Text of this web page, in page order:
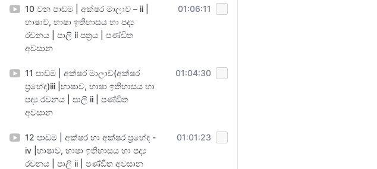
10 වන පාඩම | අක්ෂර මාලාව – ii |
භාෂාව, භාෂා ඉතිහාසය හා පද්‍ය
රචනය | පාලි ii පත්‍රය | පණ්ඩිත
අවසාන
01:06:11
11 පාඩම | අක්ෂර මාලාව(අක්ෂර
ප්‍රභේද)iii |භාෂාව, භාෂා ඉතිහාසය හා
පද්‍ය රචනය | පාලි ii | පණ්ඩිත
අවසාන
01:04:30
12 පාඩම | අක්ෂර හා අක්ෂර ප්‍රභේද -
iv |භාෂාව, භාෂා ඉතිහාසය හා පද්‍ය
රචනය | පාලි ii | පණ්ඩිත අවසාන
01:01:23